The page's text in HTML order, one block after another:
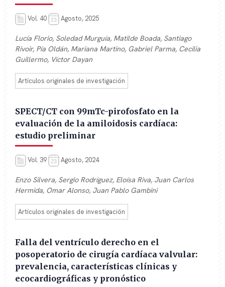
Vol. 40 Agosto, 2025
Lucía Florio, Soledad Murguía, Matilde Boada, Santiago
Rivoir, Pía Oldán, Mariana Martino, Gabriel Parma, Cecilia
Guillermo, Víctor Dayan
Artículos originales de investigación
SPECT/CT con 99mTc-pirofosfato en la
evaluación de la amiloidosis cardíaca:
estudio preliminar
Vol. 39 Agosto, 2024
Enzo Silvera, Sergio Rodríguez, Eloísa Riva, Juan Carlos
Hermida, Omar Alonso, Juan Pablo Gambini
Artículos originales de investigación
Falla del ventrículo derecho en el
posoperatorio de cirugía cardíaca valvular:
prevalencia, características clínicas y
ecocardiográficas y pronóstico